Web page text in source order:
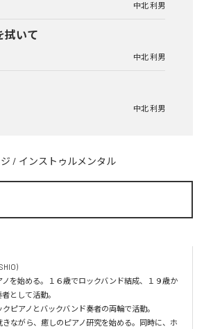
中北 利男
拭いて
中北 利男
中北 利男
/ インストゥルメンタル
ノを始める。１６歳でロックバンド結成、１９歳か
として活動。
ピアノとバックバンド奏者の両輪で活動。
ながら、癒しのピアノ研究を始める。同時に、ホ